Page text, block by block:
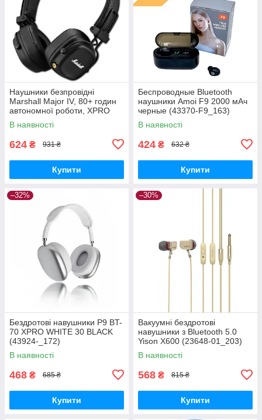
Наушники безпровідні
Marshall Major IV, 80+ годин
автономної роботи, XPRO
(44691-_291)
В наявності
624 ₴ 931 ₴
Купити
Беспроводные Bluetooth
наушники Amoi F9 2000 мАч
черные (43370-F9_163)
В наявності
424 ₴ 632 ₴
Купити
–32%
Бездротові навушники P9 BT-
70 XPRO WHITE 30 BLACK
(43924-_172)
В наявності
468 ₴ 685 ₴
Купити
–30%
Вакуумні бездротові
навушники з Bluetooth 5.0
Yison X600 (23648-01_203)
В наявності
568 ₴ 815 ₴
Купити